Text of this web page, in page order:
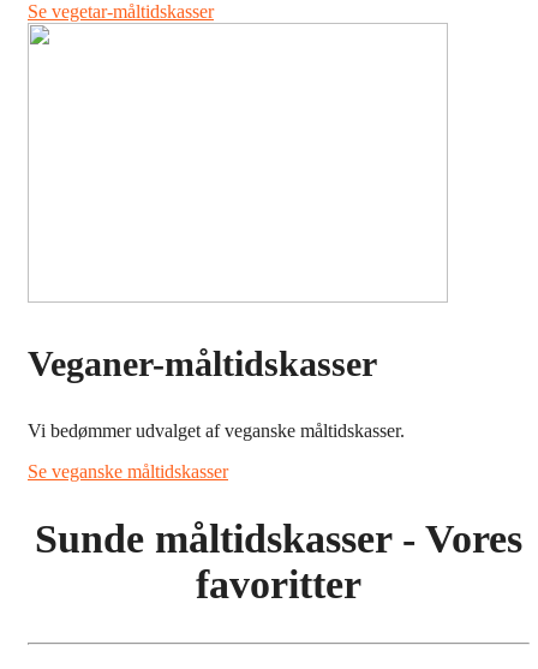
Se vegetar-måltidskasser
Veganer-måltidskasser
Vi bedømmer udvalget af veganske måltidskasser.
Se veganske måltidskasser
Sunde måltidskasser - Vores
favoritter